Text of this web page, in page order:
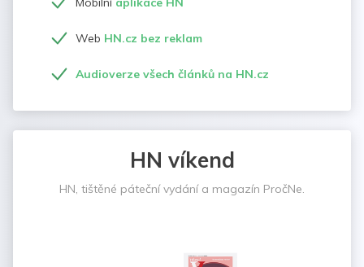
Web HN.cz bez reklam
Audioverze všech článků na HN.cz
HN víkend
HN, tištěné páteční vydání a magazín PročNe.